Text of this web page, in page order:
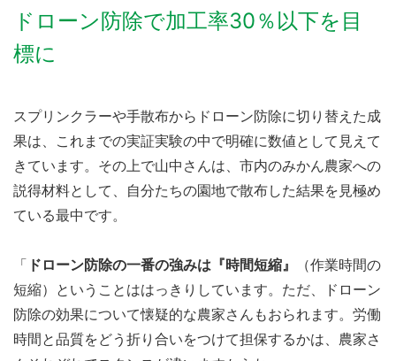
ドローン防除で加工率30％以下を目
標に
スプリンクラーや手散布からドローン防除に切り替えた成
果は、これまでの実証実験の中で明確に数値として見えて
きています。その上で山中さんは、市内のみかん農家への
説得材料として、自分たちの園地で散布した結果を見極め
ている最中です。
「 ドローン防除の一番の強みは『時間短縮』
（作業時間の
短縮）ということははっきりしています。ただ、ドローン
防除の効果について懐疑的な農家さんもおられます。労働
時間と品質をどう折り合いをつけて担保するかは、農家さ